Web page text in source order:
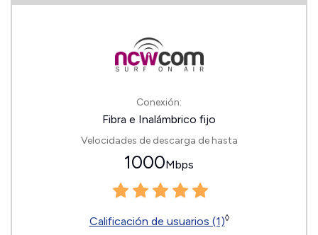
Conexión:
Fibra e Inalámbrico fijo
Velocidades de descarga de hasta
1000Mbps
Calificación de usuarios (1)◊